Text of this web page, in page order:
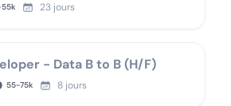
55k 23 jours
- Data B to B (H/F)
55-75k 8 jours